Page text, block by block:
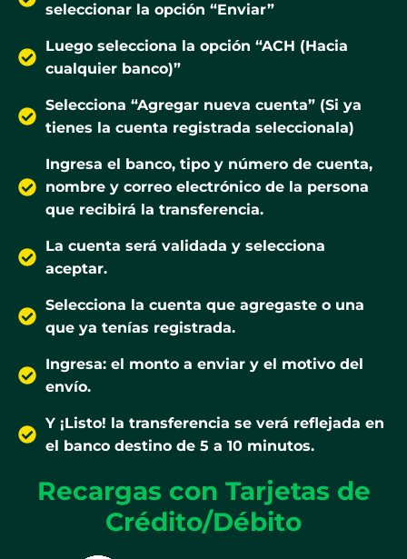
seleccionar la opción “Enviar”
Luego selecciona la opción “ACH (Hacia
cualquier banco)”
Selecciona “Agregar nueva cuenta” (Si ya
tienes la cuenta registrada seleccionala)
Ingresa el banco, tipo y número de cuenta,
nombre y correo electrónico de la persona
que recibirá la transferencia.
La cuenta será validada y selecciona
aceptar.
Selecciona la cuenta que agregaste o una
que ya tenías registrada.
Ingresa: el monto a enviar y el motivo del
envío.
Y ¡Listo! la transferencia se verá reflejada en
el banco destino de 5 a 10 minutos.
Recargas con Tarjetas de
Crédito/Débito